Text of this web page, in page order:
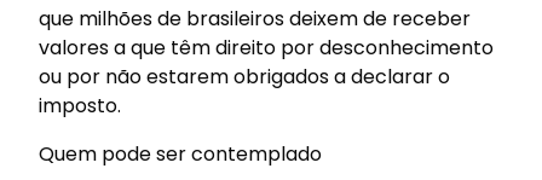
que milhões de brasileiros deixem de receber
valores a que têm direito por desconhecimento
ou por não estarem obrigados a declarar o
imposto.
Quem pode ser contemplado